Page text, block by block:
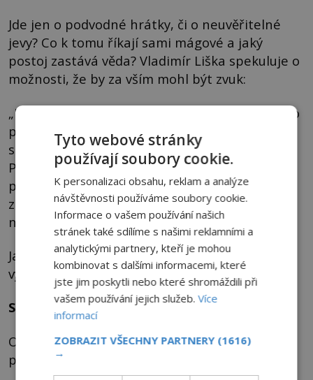
Jde jen o podvodné hrátky, či o neuvěřitelné
jevy? Co k tomu říkají sami mágové a jaký
postoj zastává věda? Vladimír Liška spekuluje o
možnosti, že by za vším mohl být zvuk:
„Moderní pokusy se zvukovými vlnami již dávno
prokázaly, že zvuk za určitých frekvencí
skutečně může prorážet i hmotné překážky.“
Písemné prameny koptských křesťanů
popisující zdvihání kamenů ze země za zpěvu
zaříkávadel pak zní z tohoto úhlu pohledu o
něco jasněji, uvěřitelněji a skutečněji.
Jak ale vysvětlit případy levitace, v nichž se o
využívání síly zvukových vln nemluví?
Spekulace, pochybnosti, obavy
Objasnění principu levitace zůstává
předmětem spekulací.
Tyto webové stránky
používají soubory cookie.
K personalizaci obsahu, reklam a analýze
návštěvnosti používáme soubory cookie.
Informace o vašem používání našich
stránek také sdílíme s našimi reklamními a
analytickými partnery, kteří je mohou
kombinovat s dalšími informacemi, které
jste jim poskytli nebo které shromáždili při
vašem používání jejich služeb.Více
informací
ZOBRAZIT VŠECHNY PARTNERY (1616)
→